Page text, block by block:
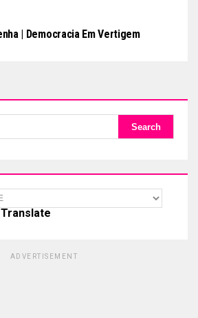
| Democracia Em Vertigem
Translate
ADVERTISEMENT